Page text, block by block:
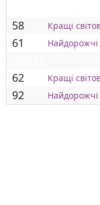
58 Кращі
61 Найдорожчі
62 Кращі
92 Найдорожчі